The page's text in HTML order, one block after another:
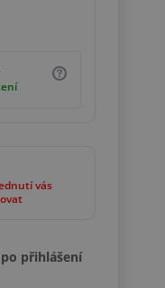
vás
přihlášení